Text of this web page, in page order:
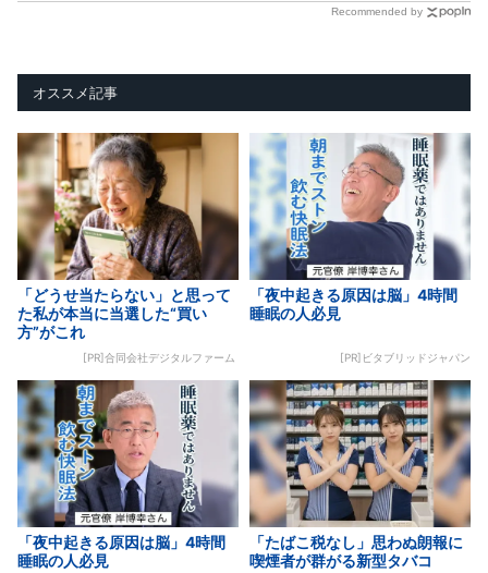
Recommended by
オススメ記事
「どうせ当たらない」と思って
た私が本当に当選した“買い
方”がこれ
[PR]合同会社デジタルファーム
「夜中起きる原因は脳」4時間
睡眠の人必見
[PR]ビタブリッドジャパン
「夜中起きる原因は脳」4時間
睡眠の人必見
「たばこ税なし」思わぬ朗報に
喫煙者が群がる新型タバコ